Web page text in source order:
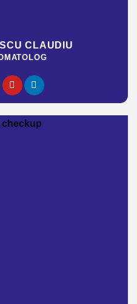
CLAUDIU